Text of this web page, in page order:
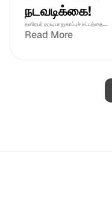
நடவடிக்கை!
தனிநபர் தரவு பாதுகாப்புச் சட்டத்தை....
Read More